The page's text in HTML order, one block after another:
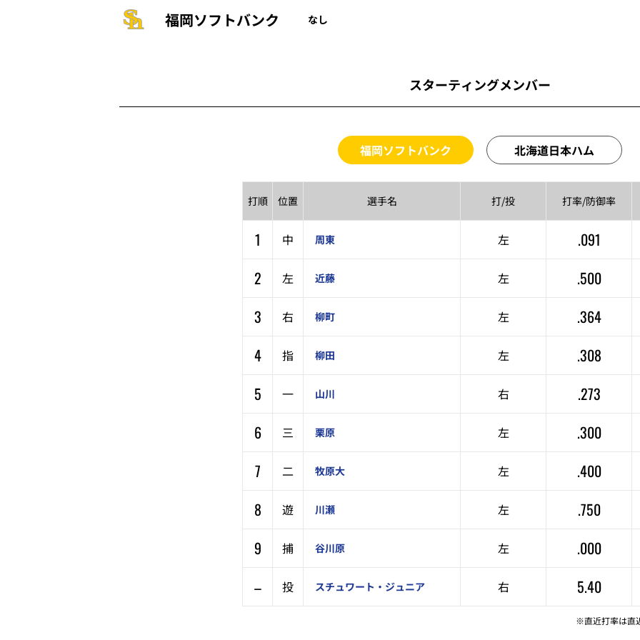
福岡ソフトバンク なし
スターティングメンバー
福岡ソフトバンク 北海道日本ハム
打順 位置 選手名 打/投 打率/防御率
1 中 周東 左
.091
2
左 近藤 左
.500
3
右 柳町 左
.364
4
指 柳田 左
.308
5
一 山川 右
.273
6
三 栗原 左
.300
7
二 牧原大 左
.400
8
遊 川瀬 左
.750
9
捕 谷川原 左
.000
–
投 スチュワート・ジュニア 右 5.40
※直近打率は直